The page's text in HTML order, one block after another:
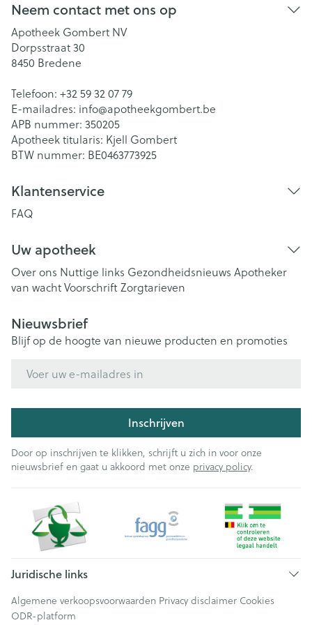
Neem contact met ons op
Apotheek Gombert NV
Dorpsstraat 30
8450 Bredene
Telefoon: +32 59 32 07 79
E-mailadres: info@apotheekgombert.be
APB nummer: 350205
Apotheek titularis: Kjell Gombert
BTW nummer: BE0463773925
Klantenservice
FAQ
Uw apotheek
Over ons Nuttige links Gezondheidsnieuws Apotheker
van wachtVoorschriftZorgtarieven
Nieuwsbrief
Blijf op de hoogte van nieuwe producten en promoties
Inschrijven
Door op inschrijven te klikken, schrijft u zich in voor onze
nieuwsbrief en gaat u akkoord met onze privacy policy.
Juridische links
Algemene verkoopsvoorwaarden Privacy disclaimer Cookies
ODR-platform